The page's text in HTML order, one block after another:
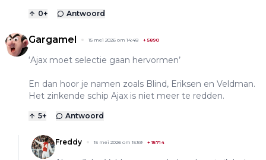
0+ Antwoord
Gargamel 15 mei 2026 om 14:48 +5890
‘Ajax moet selectie gaan hervormen’
En dan hoor je namen zoals Blind, Eriksen en Veldman.
Het zinkende schip Ajax is niet meer te redden.
5+ Antwoord
Freddy 15 mei 2026 om 15:59 +15714